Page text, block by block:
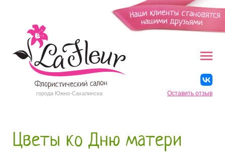
города Южно-Сахалинска Оставить отзыв
Цветы ко Дню матери